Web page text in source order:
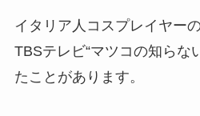
イタリア人コスプレイヤー
TBSテレビ“マツコの知らな
たことがあります。